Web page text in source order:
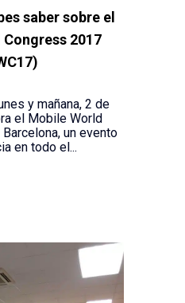
saber sobre el
2017
y mañana, 2 de
el Mobile World
un evento
en todo el...